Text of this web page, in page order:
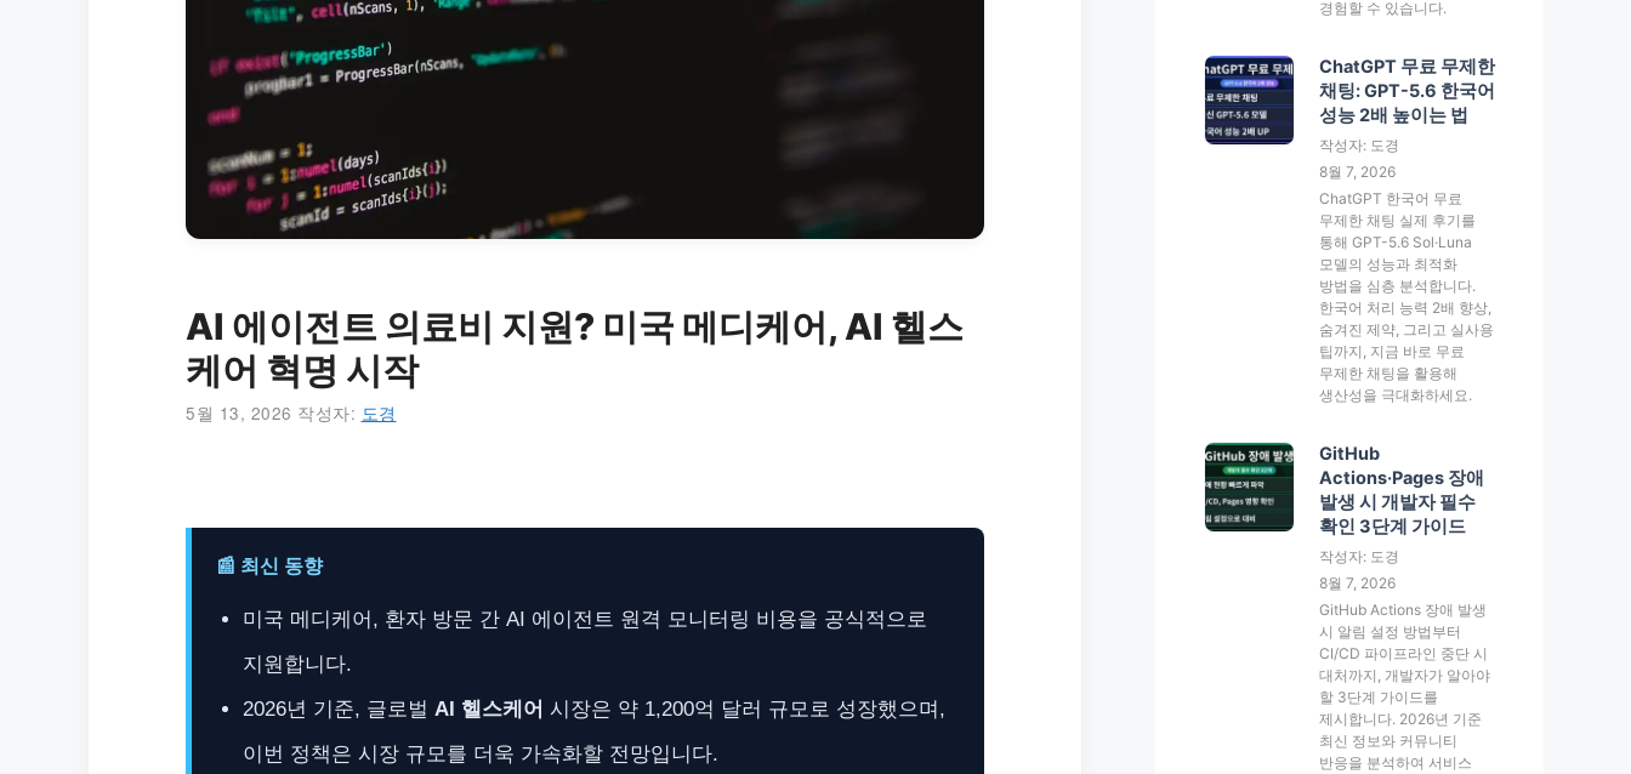
AI 에이전트 의료비 지원? 미국 메디케어, AI 헬스
케어 혁명 시작
5월 13, 2026 작성자: 도경
📰 최신 동향
미국 메디케어, 환자 방문 간 AI 에이전트 원격 모니터링 비용을 공식적으로
지원합니다.
2026년 기준, 글로벌 AI 헬스케어 시장은 약 1,200억 달러 규모로 성장했으며,
이번 정책은 시장 규모를 더욱 가속화할 전망입니다.
경험할 수 있습니다.
ChatGPT 무료 무제한
채팅: GPT-5.6 한국어
성능 2배 높이는 법
작성자: 도경
8월 7, 2026
ChatGPT 한국어 무료
무제한 채팅 실제 후기를
통해 GPT-5.6 Sol·Luna
모델의 성능과 최적화
방법을 심층 분석합니다.
한국어 처리 능력 2배 향상,
숨겨진 제약, 그리고 실사용
팁까지, 지금 바로 무료
무제한 채팅을 활용해
생산성을 극대화하세요.
GitHub
Actions·Pages 장애
발생 시 개발자 필수
확인 3단계 가이드
작성자: 도경
8월 7, 2026
GitHub Actions 장애 발생
시 알림 설정 방법부터
CI/CD 파이프라인 중단 시
대처까지, 개발자가 알아야
할 3단계 가이드를
제시합니다. 2026년 기준
최신 정보와 커뮤니티
반응을 분석하여 서비스